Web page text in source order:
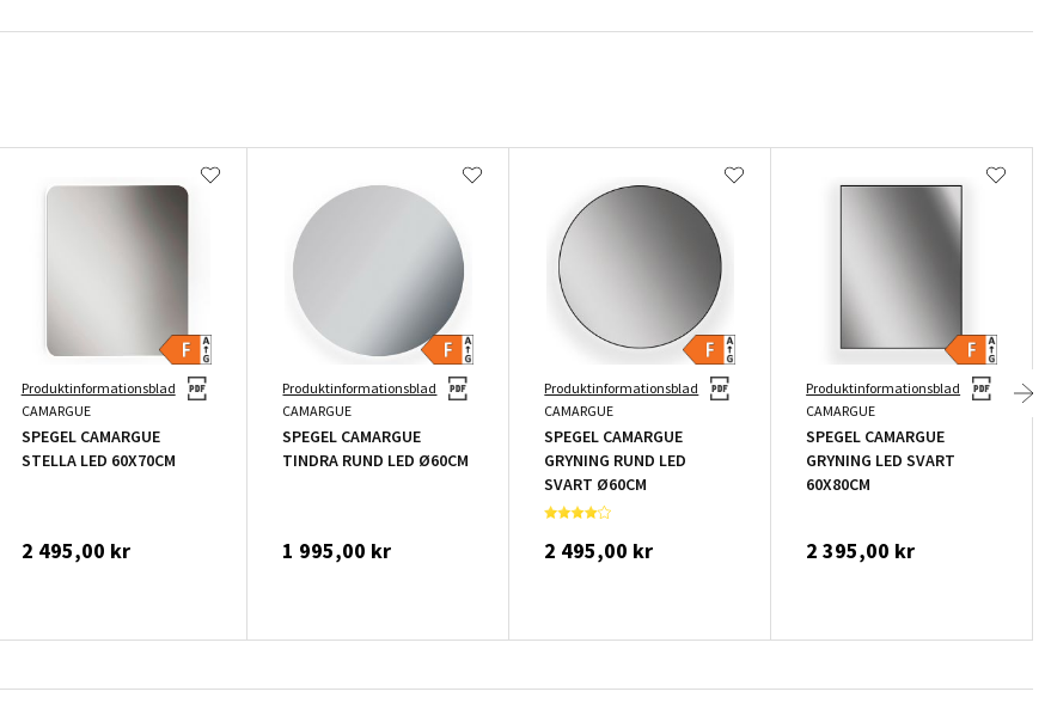
Produktinformationsblad
CAMARGUE
SPEGEL CAMARGUE
STELLA LED 60X70CM
2 495,00 kr
Produktinformationsblad
CAMARGUE
SPEGEL CAMARGUE
TINDRA RUND LED Ø60CM
1 995,00 kr
Produktinformationsblad
CAMARGUE
SPEGEL CAMARGUE
GRYNING RUND LED
SVART Ø60CM
2 495,00 kr
Produktinformationsblad
CAMARGUE
SPEGEL CAMARGUE
GRYNING LED SVART
60X80CM
2 395,00 kr